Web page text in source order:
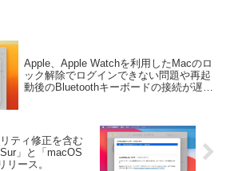
Apple、Apple Watchを利用したMacのロ
ック解除でログインできない問題や再起
動後のBluetoothキーボードの接続が遅い
ティ修正を含む
」と「macOS
リース。